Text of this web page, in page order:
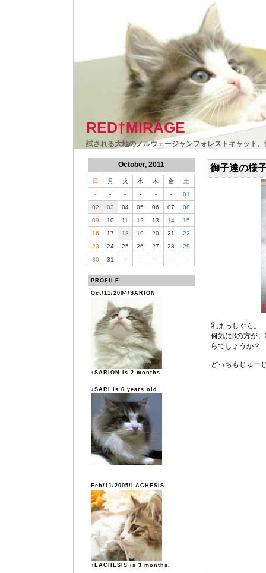
RED†MIRAGE
試される大地のノルウェージャンフォレストキャット
October, 2011
日 月 火 水 木 金
土
-
- - - - -
01
02
03 04 05 06 07
08
09
10 11 12 13 14
15
16
17 18 19 20 21
22
23
24 25 26 27 28
29
30
31 - - - - -
PROFILE
Oct/11/2004/SARION
↑SARION is 2 months.
↓SARI is 6 years old
Feb/11/2005/LACHESIS
↑LACHESIS is 3 months.
御子達の様
乳まっしぐら。
何気にβの方が
らでしょうか？
どっちもじゅー